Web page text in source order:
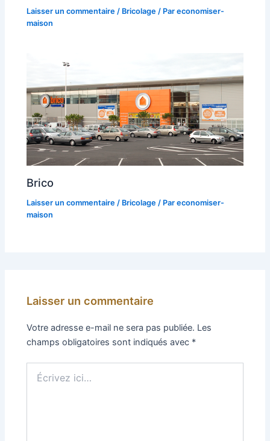
Laisser un commentaire / Bricolage / Pareconomiser-
maison
Brico
Laisser un commentaire / Bricolage / Pareconomiser-
maison
Laisser un commentaire
Votre adresse e-mail ne sera pas publiée. Les
champs obligatoires sont indiqués avec *
ici…